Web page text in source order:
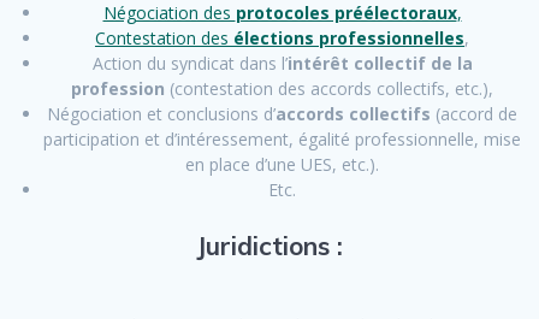
Négociation des protocoles préélectoraux,
Contestation des élections professionnelles,
Action du syndicat dans l’intérêt collectif de la
profession (contestation des accords collectifs, etc.),
Négociation et conclusions d’accords collectifs (accord de
participation et d’intéressement, égalité professionnelle, mise
en place d’une UES, etc.).
Etc.
Juridictions :